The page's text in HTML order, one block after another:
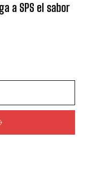
a SPS el sabor